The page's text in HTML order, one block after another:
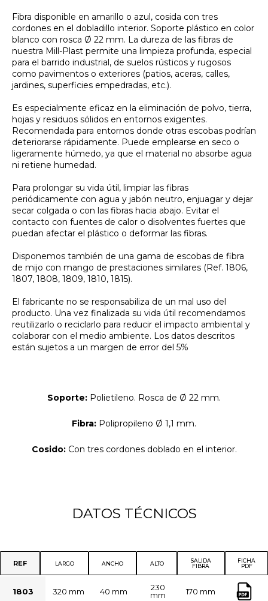
Fibra disponible en amarillo o azul, cosida con tres
cordones en el dobladillo interior. Soporte plástico en color
blanco con rosca Ø 22 mm. La dureza de las fibras de
nuestra Mill-Plast permite una limpieza profunda, especial
para el barrido industrial, de suelos rústicos y rugosos
como pavimentos o exteriores (patios, aceras, calles,
jardines, superficies empedradas, etc.).
Es especialmente eficaz en la eliminación de polvo, tierra,
hojas y residuos sólidos en entornos exigentes.
Recomendada para entornos donde otras escobas podrían
deteriorarse rápidamente. Puede emplearse en seco o
ligeramente húmedo, ya que el material no absorbe agua
ni retiene humedad.
Para prolongar su vida útil, limpiar las fibras
periódicamente con agua y jabón neutro, enjuagar y dejar
secar colgada o con las fibras hacia abajo. Evitar el
contacto con fuentes de calor o disolventes fuertes que
puedan afectar el plástico o deformar las fibras.
Disponemos también de una gama de escobas de fibra
de mijo con mango de prestaciones similares (Ref. 1806,
1807, 1808, 1809, 1810, 1815).
El fabricante no se responsabiliza de un mal uso del
producto. Una vez finalizada su vida útil recomendamos
reutilizarlo o reciclarlo para reducir el impacto ambiental y
colaborar con el medio ambiente. Los datos descritos
están sujetos a un margen de error del 5%
Soporte: Polietileno. Rosca de Ø 22 mm.
Fibra: Polipropileno Ø 1,1 mm.
Cosido: Con tres cordones doblado en el interior.
DATOS TÉCNICOS
REF LARGO ANCHO ALTO
SALIDA
FIBRA
FICHA
PDF
1803 320 mm 40 mm
230
mm
170 mm